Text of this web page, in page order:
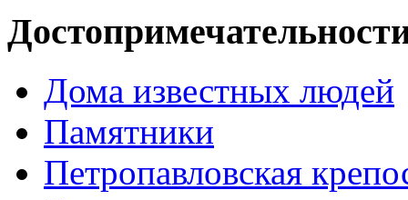
Дома известных людей
Памятники
Петропавловская